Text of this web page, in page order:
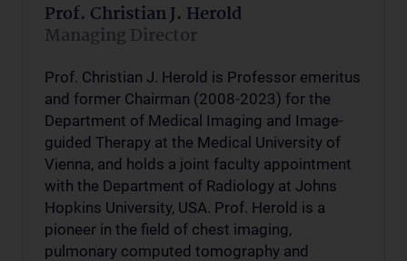
Prof. Christian J. Herold
Managing Director
Prof. Christian J. Herold is Professor emeritus
and former Chairman (2008-2023) for the
Department of Medical Imaging and Image-
guided Therapy at the Medical University of
Vienna, and holds a joint faculty appointment
with the Department of Radiology at Johns
Hopkins University, USA. Prof. Herold is a
pioneer in the field of chest imaging,
pulmonary computed tomography and